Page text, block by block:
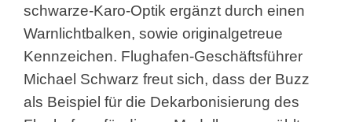
schwarze-Karo-Optik ergänzt durch einen
Warnlichtbalken, sowie originalgetreue
Kennzeichen. Flughafen-Geschäftsführer
Michael Schwarz freut sich, dass der Buzz
als Beispiel für die Dekarbonisierung des